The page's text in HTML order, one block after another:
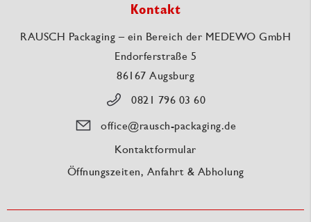
Kontakt
RAUSCH Packaging – ein Bereich der MEDEWO GmbH
Endorferstraße 5
86167 Augsburg
0821 796 03 60
office@rausch-packaging.de
Kontaktformular
Öffnungszeiten, Anfahrt & Abholung